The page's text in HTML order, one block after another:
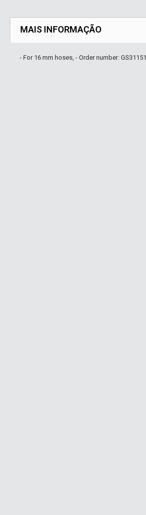
MAIS INFORMAÇÃO
- For 16 mm hoses, - Order number: GS31151